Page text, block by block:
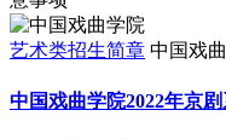
艺术类招生简章 中国戏
中国戏曲学院2022年京